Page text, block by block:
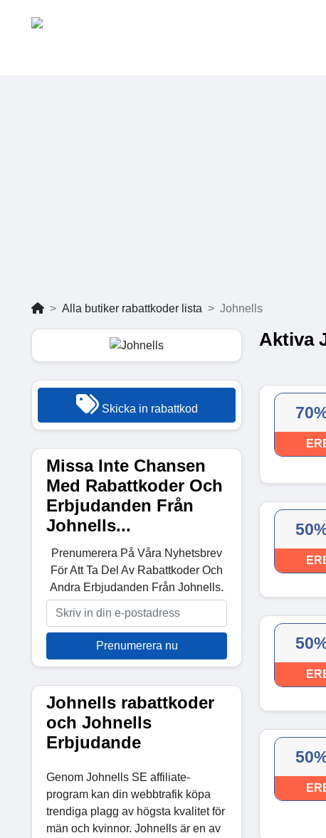
Alla butiker rabattkoder lista Johnells
Skicka in rabattkod
Missa Inte Chansen
Med Rabattkoder Och
Erbjudanden Från
Johnells...
Prenumerera På Våra Nyhetsbrev
För Att Ta Del Av Rabattkoder Och
Andra Erbjudanden Från Johnells.
Prenumerera nu
Johnells rabattkoder
och Johnells
Erbjudande
Genom Johnells SE affiliate-
program kan din webbtrafik köpa
trendiga plagg av högsta kvalitet för
män och kvinnor. Johnells är en av
Aktiva